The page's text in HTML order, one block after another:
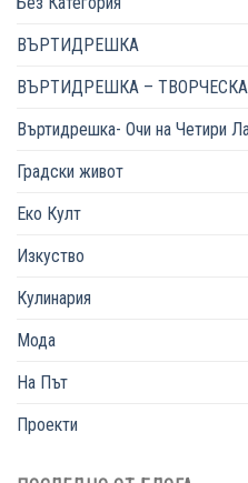
ВЪРТИДРЕШКА
ВЪРТИДРЕШКА –
Въртидрешка- Очи на Четири
Градски живот
Еко Култ
Изкуство
Кулинария
Мода
На Път
Проекти